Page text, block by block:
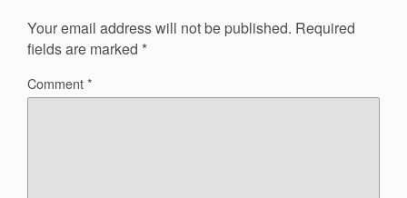
Your email address will not be published. Required
fields are marked *
Comment*